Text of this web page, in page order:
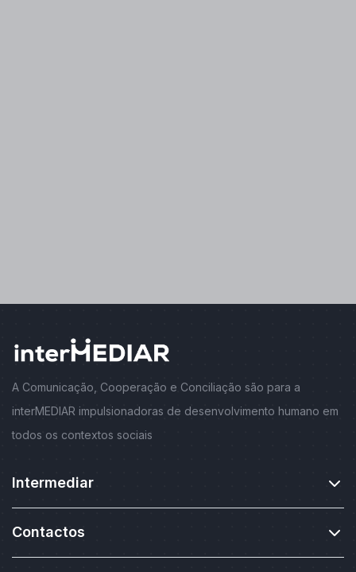
A Comunicação, Cooperação e Conciliação são para a
interMEDIAR impulsionadoras de desenvolvimento humano em
todos os contextos sociais
Intermediar
Contactos